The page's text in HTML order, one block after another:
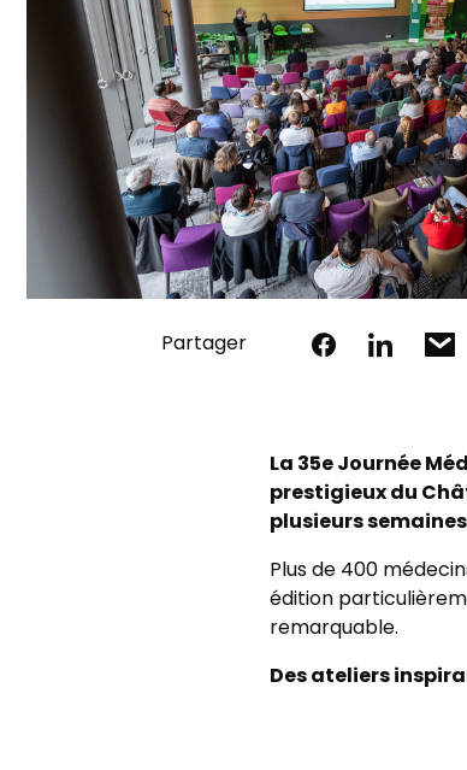
Partager
La 35e Journée
prestigieux du
plusieurs
Plus de 400
édition
remarquable.
Des ateliers